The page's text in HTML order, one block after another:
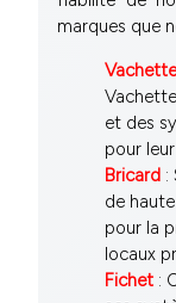
marques que
Vachette
et des
pour
Bricard :
de
pour la
locaux
Fichet :